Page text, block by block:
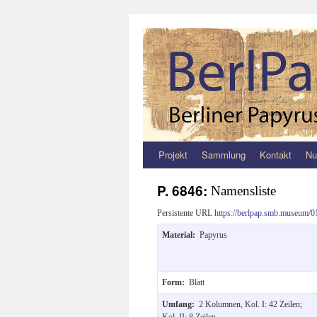
Zum
springen
Projekt Sammlung Kontakt
P. 6846: Namensliste
Persistente URL https://berlpap.smb.museum/
Material: Papyrus
Form: Blatt
Umfang: 2 Kolumnen, Kol. I: 42 Zeilen;